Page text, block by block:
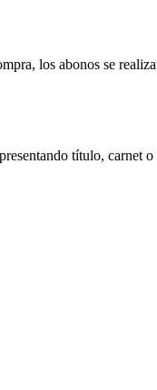
los abonos se
título, carnet